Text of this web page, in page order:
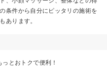
条件から自分にピッタリの施術を
あります。
とおトクで便利！